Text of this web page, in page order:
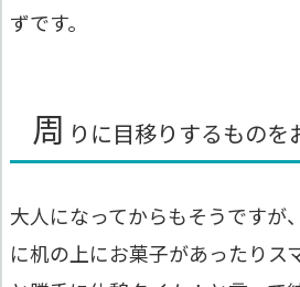
ずです。
周 りに目移りするものを
大人になってからもそうですが
に机の上にお菓子があったりス